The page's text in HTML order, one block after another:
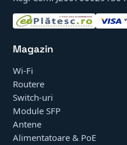
Magazin
Wi-Fi
Routere
Switch-uri
Module SFP
Antene
Alimentatoare & PoE